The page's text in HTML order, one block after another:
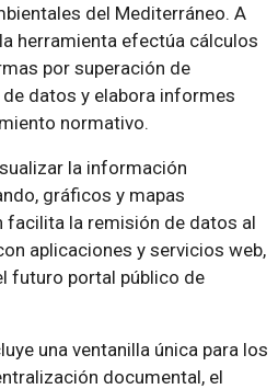
del Mediterráneo. A
herramienta efectúa cálculos
por superación de
datos y elabora informes
normativo.
la información
gráficos y mapas
facilita la remisión de datos al
aplicaciones y servicios web,
futuro portal público de
una ventanilla única para los
documental, el